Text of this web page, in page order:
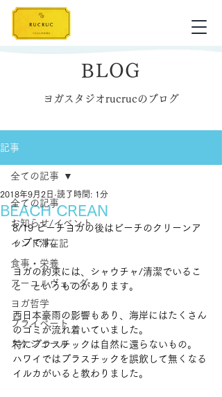
BLOG
ヨガスタジオrucrucのブログ
記事
全ての記事
お知らせ/イベント
インド滞在記
食事・栄養
アーユルヴェーダ
ヨガ哲学
プライベート
スケジュール
全ての記事
BEACH CREAN
2018年9月2日 読了時間: 1分
8/19 ビーチヨガの後はビーチのクリーンア
ップです。
ヨガの約束には、シャウチャ/清潔でいるこ
と　というものがあります。
西日本豪雨の影響もあり、海岸にはたくさん
のゴミが流れ着いていました。
特にプラスチックは自然に還らないもの。
ハワイではプラスチックを誤飲して無くなる
イルカがいると教わりました。